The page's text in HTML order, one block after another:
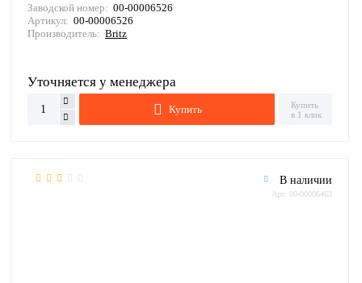
Заводской номер: 00-00006526
Артикул: 00-00006526
Производитель: Britz
Уточняется у менеджера
Купить
Купить
в 1 клик
В наличии
Арт: 00-00006463